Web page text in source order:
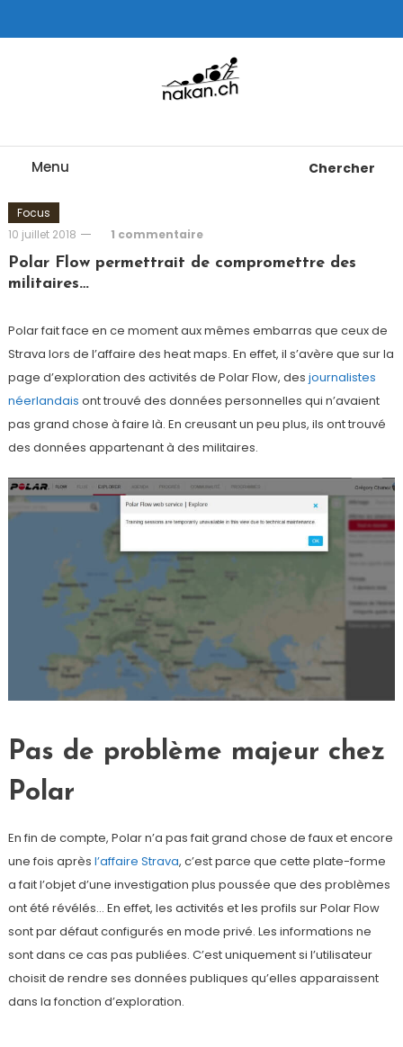
To
Menu Chercher
Focus
10 juillet 2018
1 commentaire
Polar Flow permettrait de compromettre des
militaires…
Polar fait face en ce moment aux mêmes embarras que ceux de
Strava lors de l’affaire des heat maps. En effet, il s’avère que sur la
page d’exploration des activités de Polar Flow, des journalistes
néerlandais ont trouvé des données personnelles qui n’avaient
pas grand chose à faire là. En creusant un peu plus, ils ont trouvé
des données appartenant à des militaires.
Pas de problème majeur chez
Polar
En fin de compte, Polar n’a pas fait grand chose de faux et encore
une fois après l’affaire Strava, c’est parce que cette plate-forme
a fait l’objet d’une investigation plus poussée que des problèmes
ont été révélés… En effet, les activités et les profils sur Polar Flow
sont par défaut configurés en mode privé. Les informations ne
sont dans ce cas pas publiées. C’est uniquement si l’utilisateur
choisit de rendre ses données publiques qu’elles apparaissent
dans la fonction d’exploration.